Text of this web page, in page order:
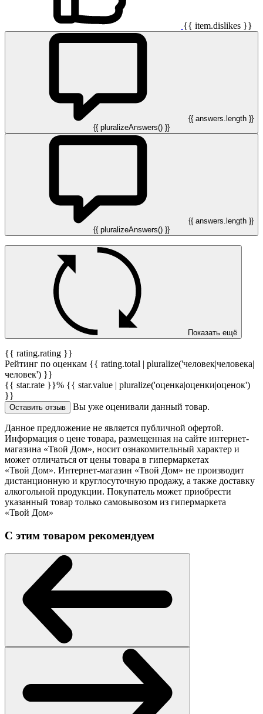
{{ item.dislikes }}
{{ answers.length }}
{{ pluralizeAnswers() }}
{{ answers.length }}
{{ pluralizeAnswers() }}
Показать ещё
{{ rating.rating }}
Рейтинг по оценкам {{ rating.total | pluralize('человек|человека|
человек') }}
{{ star.rate }}% {{ star.value | pluralize('оценка|оценки|оценок')
}}
Оставить отзыв Вы уже оценивали данный товар.
Данное предложение не является публичной офертой.
Информация о цене товара, размещенная на сайте интернет-
магазина «Твой Дом», носит ознакомительный характер и
может отличаться от цены товара в гипермаркетах
«Твой Дом». Интернет-магазин «Твой Дом» не производит
дистанционную и круглосуточную продажу, а также доставку
алкогольной продукции. Покупатель может приобрести
указанный товар только самовывозом из гипермаркета
«Твой Дом»
С этим товаром рекомендуем